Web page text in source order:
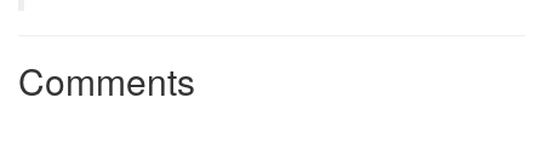
Comments